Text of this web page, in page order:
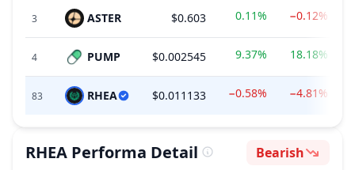
3 ASTER $0.603 0.11% −0.12%
4 PUMP $0.002545 9.37% 18.18%
83 RHEA $0.011133 −0.58% −4.81%
RHEA Performa Detail Sentimen
Bearish